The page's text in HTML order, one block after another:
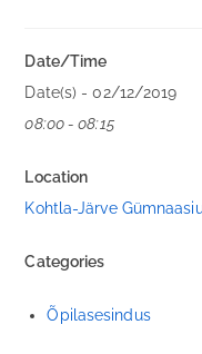
Date/Time
Date(s) - 02/12/2019
08:00 - 08:15
Location
Kohtla-Järve
Categories
Õpilasesindus